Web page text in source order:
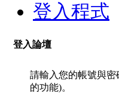
登入程式
登入論壇
請輸入您的帳號與
的功能)。